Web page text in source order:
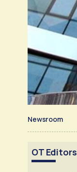
Newsroom
OT Editors